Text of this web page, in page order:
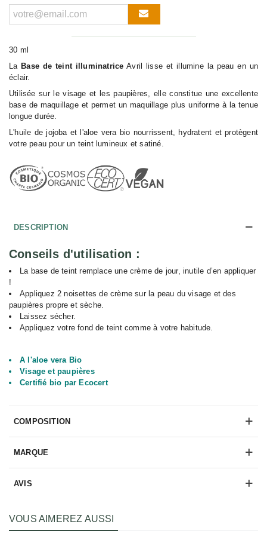
30 ml
LaBase de teint illuminatrice Avril lisse et illumine la peau en un
éclair.
Utilisée sur le visage et les paupières, elle constitue une excellente
base de maquillage et permet un maquillage plus uniforme à la tenue
longue durée.
L'huile de jojoba et l'aloe vera bio nourrissent, hydratent et protègent
votre peau pour un teint lumineux et satiné.
DESCRIPTION
Conseils d'utilisation :
La base de teint remplace une crème de jour, inutile d’en appliquer
!
Appliquez 2 noisettes de crème sur la peau du visage et des
paupières propre et sèche.
Laissez sécher.
Appliquez votre fond de teint comme à votre habitude.
A l'aloe vera Bio
Visage et paupières
Certifié bio par Ecocert
COMPOSITION
MARQUE
AVIS
VOUS AIMEREZ AUSSI